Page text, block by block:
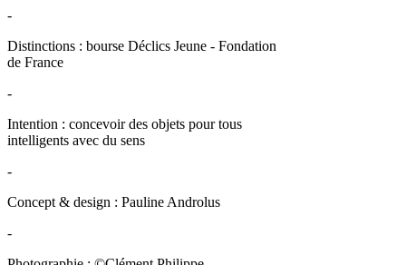
-
Distinctions : bourse Déclics Jeune - Fondation
de France
-
Intention : concevoir des objets pour tous
intelligents avec du sens
-
Concept & design : Pauline Androlus
-